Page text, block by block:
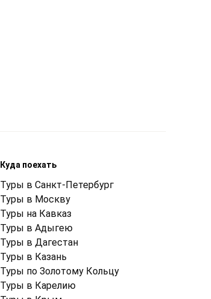
Куда поехать
Туры в Санкт-Петербург
Туры в Москву
Туры на Кавказ
Туры в Адыгею
Туры в Дагестан
Туры в Казань
Туры по Золотому Кольцу
Туры в Карелию